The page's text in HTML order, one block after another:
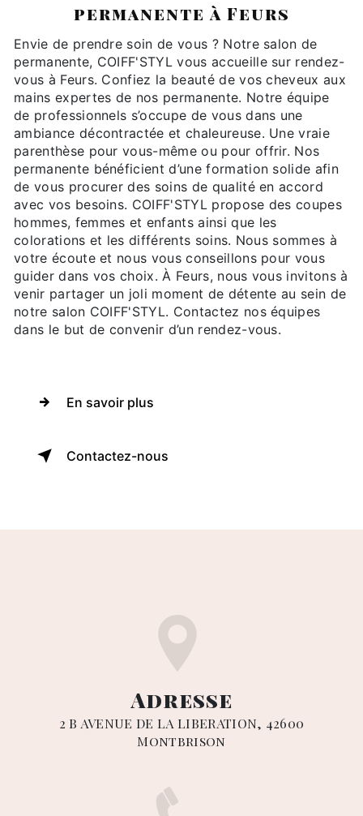
permanente à Feurs
Envie de prendre soin de vous ? Notre salon de
permanente, COIFF'STYL vous accueille sur rendez-
vous à Feurs. Confiez la beauté de vos cheveux aux
mains expertes de nos permanente. Notre équipe
de professionnels s’occupe de vous dans une
ambiance décontractée et chaleureuse. Une vraie
parenthèse pour vous-même ou pour offrir. Nos
permanente bénéficient d’une formation solide afin
de vous procurer des soins de qualité en accord
avec vos besoins. COIFF'STYL propose des coupes
hommes, femmes et enfants ainsi que les
colorations et les différents soins. Nous sommes à
votre écoute et nous vous conseillons pour vous
guider dans vos choix. À Feurs, nous vous invitons à
venir partager un joli moment de détente au sein de
notre salon COIFF'STYL. Contactez nos équipes
dans le but de convenir d’un rendez-vous.
En savoir plus
Contactez-nous
Adresse
2 B AVENUE DE LA LIBERATION, 42600
Montbrison